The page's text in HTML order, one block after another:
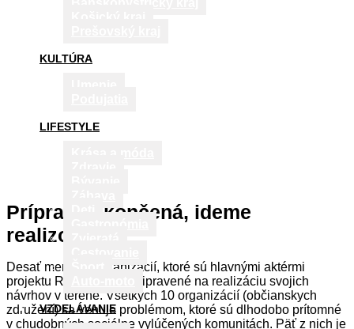
KULTÚRA
LIFESTYLE
VZDELÁVANIE
Príprava ukončená, ideme
realizovať
Desať menších organizácií, ktoré sú hlavnými aktérmi
projektu RomaNet, sú pripravené na realizáciu svojich
návrhov v teréne. Všetkých 10 organizácií (občianskych
združení) sa venuje problémom, ktoré sú dlhodobo prítomné
v chudobných sociálne vylúčených komunitách. Päť z nich je